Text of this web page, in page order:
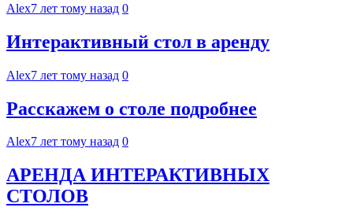
Alex7 лет тому назад 0
Интерактивный стол в аренду
Alex7 лет тому назад 0
Расскажем о столе подробнее
Alex7 лет тому назад 0
АРЕНДА ИНТЕРАКТИВНЫХ
СТОЛОВ